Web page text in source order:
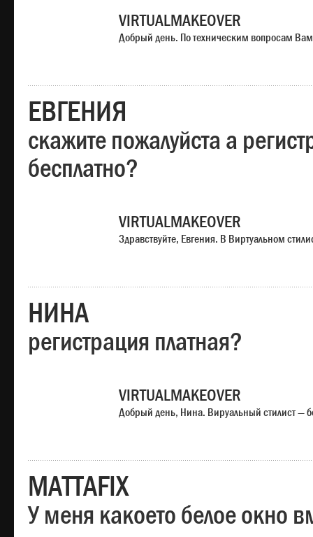
VIRTUALMAKEOVER
Добрый день. По техническим вопросам
ЕВГЕНИЯ
скажите пожалуйста а
бесплатно?
VIRTUALMAKEOVER
Здравствуйте, Евгения. В Виртуальном
НИНА
регистрация платная?
VIRTUALMAKEOVER
Добрый день, Нина. Вируальный стилист —
MATTAFIX
У меня какоето белое окно